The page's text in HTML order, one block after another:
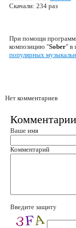
Скачали: 234 раз
При помощи
композицию "Sober" в
популярных
Нет комментариев
Ваше имя
Комментарий
Введите защиту